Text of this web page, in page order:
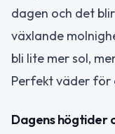
dagen och det
växlande
bli lite mer sol,
Perfekt väder för
Dagens högtider